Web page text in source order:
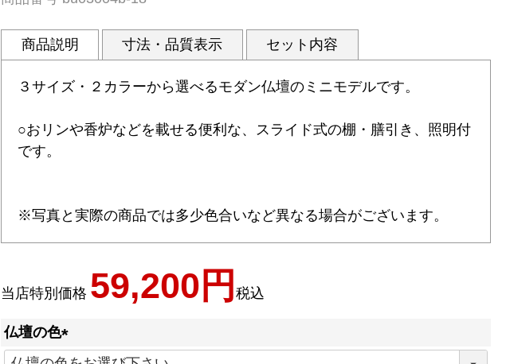
商品説明 寸法・品質表示 セット内容
３サイズ・２カラーから選べるモダン仏壇のミニモデルです。
○おリンや香炉などを載せる便利な、スライド式の棚・膳引き、照明付
です。
※写真と実際の商品では多少色合いなど異なる場合がございます。
当店特別価格 59,200 税込
仏壇の色
(